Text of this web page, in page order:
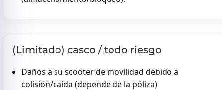
(Limitado) casco / todo riesgo
Daños a su scooter de movilidad debido a
colisión/caída (depende de la póliza)